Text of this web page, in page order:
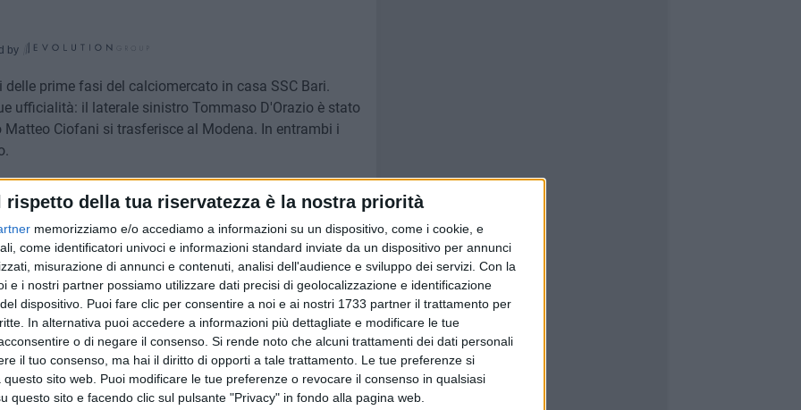
rispetto della tua riservatezza è la nostra priorità
memorizziamo e/o accediamo a informazioni su un dispositivo, come i cookie, e
come identificatori univoci e informazioni standard inviate da un dispositivo per annunci
misurazione di annunci e contenuti, analisi dell'audience e sviluppo dei servizi. Con la
e i nostri partner possiamo utilizzare dati precisi di geolocalizzazione e identificazione
dispositivo. Puoi fare clic per consentire a noi e ai nostri 1733 partner il trattamento per
In alternativa puoi accedere a informazioni più dettagliate e modificare le tue
o di negare il consenso. Si rende noto che alcuni trattamenti dei dati personali
il tuo consenso, ma hai il diritto di opporti a tale trattamento. Le tue preferenze si
sito web. Puoi modificare le tue preferenze o revocare il consenso in qualsiasi
questo sito e facendo clic sul pulsante "Privacy" in fondo alla pagina web.
by
prime fasi del calciomercato in casa SSC Bari.
ufficialità: il laterale sinistro Tommaso D'Orazio è stato
Ciofani si trasferisce al Modena. In entrambi i
bianconera dell'Ascoli, squadra in cui ha militato
proprio dal club biancorosso; per lui l'avventura
e una rete.
lascia Bari dopo aver vestito per 33 volte la maglia
personale di tre reti.
8 AGOSTO 2026
Gomez e Butic si presentano ai